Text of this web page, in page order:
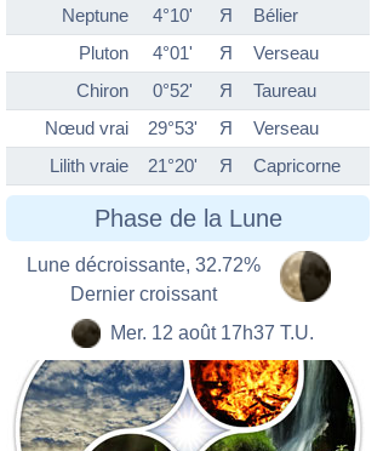
Neptune
4°10' Я
Bélier
Pluton
4°01' Я
Verseau
Chiron
0°52' Я
Taureau
Nœud vrai
29°53' Я
Verseau
Lilith vraie
21°20' Я Capricorne
Phase de la Lune
Lune décroissante, 32.72%
Dernier croissant
Mer. 12 août 17h37 T.U.